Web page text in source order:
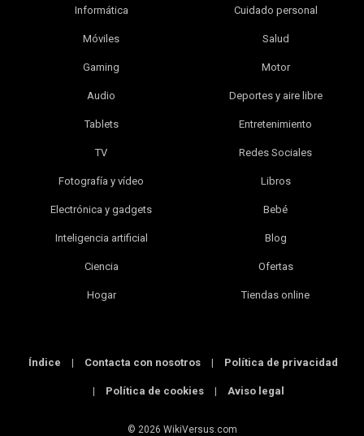
Informática
Móviles
Gaming
Audio
Tablets
TV
Fotografía y vídeo
Electrónica y gadgets
Inteligencia artificial
Ciencia
Hogar
Cuidado personal
Salud
Motor
Deportes y aire libre
Entretenimiento
Redes Sociales
Libros
Bebé
Blog
Ofertas
Tiendas online
Índice | Contacta con nosotros | Política de privacidad
| Política de cookies | Aviso legal
© 2026 WikiVersus.com